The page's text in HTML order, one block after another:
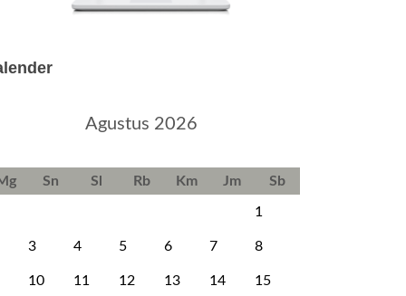
Agustus 2026
Sn Sl Rb Km Jm Sb
1
3 4 5 6 7 8
10 11 12 13 14 15